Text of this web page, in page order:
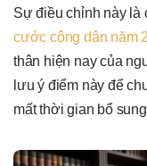
Sự điều chỉnh này là
cước công dân năm
thân hiện nay của
lưu ý điểm này để
mất thời gian bổ